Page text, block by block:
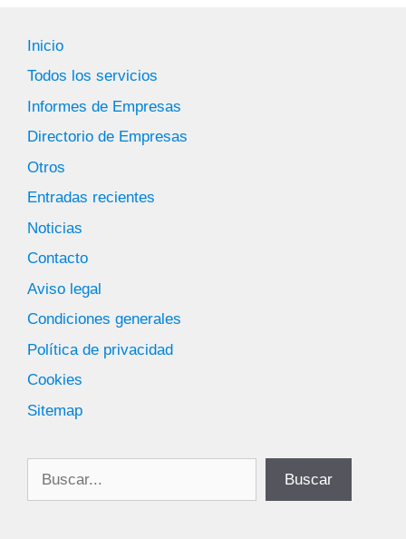
Inicio
Todos los servicios
Informes de Empresas
Directorio de Empresas
Otros
Entradas recientes
Noticias
Contacto
Aviso legal
Condiciones generales
Política de privacidad
Cookies
Sitemap
Buscar